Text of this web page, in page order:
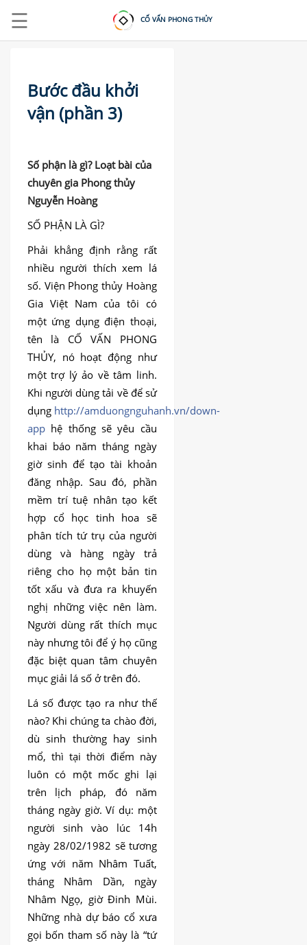
CHỦ
HỌC
VỤ
VIẾT
☰ CỐ VẤN PHONG THỦY
Bước đầu khởi
vận (phần 3)
Số phận là gì? Loạt bài của
chuyên gia Phong thủy
Nguyễn Hoàng
SỐ PHẬN LÀ GÌ?
Phải khẳng định rằng rất
nhiều người thích xem lá
số. Viện Phong thủy Hoàng
Gia Việt Nam của tôi có
một ứng dụng điện thoại,
tên là CỐ VẤN PHONG
THỦY, nó hoạt động như
một trợ lý ảo về tâm linh.
Khi người dùng tải về để sử
dụng http://amduongnguhanh.vn/down-
app hệ thống sẽ yêu cầu
khai báo năm tháng ngày
giờ sinh để tạo tài khoản
đăng nhập. Sau đó, phần
mềm trí tuệ nhân tạo kết
hợp cổ học tinh hoa sẽ
phân tích tứ trụ của người
dùng và hàng ngày trả
riêng cho họ một bản tin
tốt xấu và đưa ra khuyến
nghị những việc nên làm.
Người dùng rất thích mục
này nhưng tôi để ý họ cũng
đặc biệt quan tâm chuyên
mục giải lá số ở trên đó.
Lá số được tạo ra như thế
nào? Khi chúng ta chào đời,
dù sinh thường hay sinh
mổ, thì tại thời điểm này
luôn có một mốc ghi lại
trên lịch pháp, đó năm
tháng ngày giờ. Ví dụ: một
người sinh vào lúc 14h
ngày 28/02/1982 sẽ tương
ứng với năm Nhâm Tuất,
tháng Nhâm Dần, ngày
Nhâm Ngọ, giờ Đinh Mùi.
Những nhà dự báo cổ xưa
gọi bốn tham số này là “tứ